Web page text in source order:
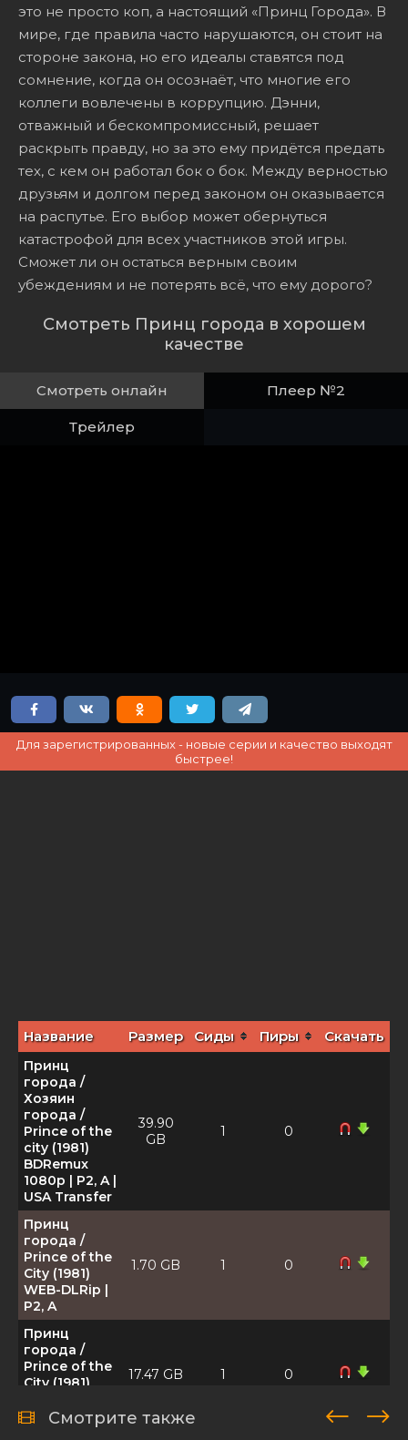
это не просто коп, а настоящий «Принц Города». В
мире, где правила часто нарушаются, он стоит на
стороне закона, но его идеалы ставятся под
сомнение, когда он осознаёт, что многие его
коллеги вовлечены в коррупцию. Дэнни,
отважный и бескомпромиссный, решает
раскрыть правду, но за это ему придётся предать
тех, с кем он работал бок о бок. Между верностью
друзьям и долгом перед законом он оказывается
на распутье. Его выбор может обернуться
катастрофой для всех участников этой игры.
Сможет ли он остаться верным своим
убеждениям и не потерять всё, что ему дорого?
Смотреть Принц города в хорошем
качестве
Смотреть онлайн Плеер №2
Трейлер
Для зарегистрированных - новые серии и качество выходят
быстрее!
Название Размер Сиды Пиры Скачать
Принц
города /
Хозяин
города /
Prince of the
city (1981)
BDRemux
1080p | P2, A |
USA Transfer
39.90
GB
1 0
Принц
города /
Prince of the
City (1981)
WEB-DLRip |
P2, A
1.70 GB 1 0
Принц
города /
Prince of the
City (1981)
1080p | P2, A
17.47 GB 1 0
Смотрите также